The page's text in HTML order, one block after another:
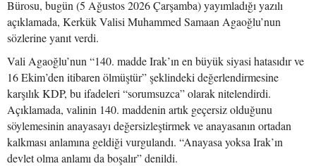
Bürosu, bugün (5 Ağustos 2026 Çarşamba) yayımladığı yazılı
açıklamada, Kerkük Valisi Muhammed Samaan Agaoğlu’nun
sözlerine yanıt verdi.
Vali Agaoğlu’nun “140. madde Irak’ın en büyük siyasi hatasıdır ve
16 Ekim’den itibaren ölmüştür” şeklindeki değerlendirmesine
karşılık KDP, bu ifadeleri “sorumsuzca” olarak nitelendirdi.
Açıklamada, valinin 140. maddenin artık geçersiz olduğunu
söylemesinin anayasayı değersizleştirmek ve anayasanın ortadan
kalkması anlamına geldiği vurgulandı. “Anayasa yoksa Irak’ın
devlet olma anlamı da boşalır” denildi.